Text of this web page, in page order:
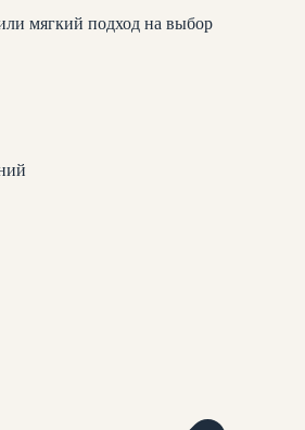
мягкий подход на выбор